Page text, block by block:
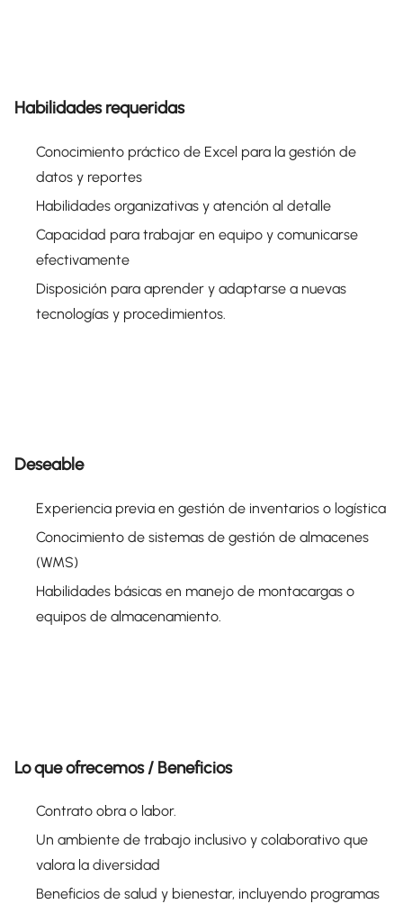
Habilidades requeridas
Conocimiento práctico de Excel para la gestión de
datos y reportes
Habilidades organizativas y atención al detalle
Capacidad para trabajar en equipo y comunicarse
efectivamente
Disposición para aprender y adaptarse a nuevas
tecnologías y procedimientos.
Deseable
Experiencia previa en gestión de inventarios o logística
Conocimiento de sistemas de gestión de almacenes
(WMS)
Habilidades básicas en manejo de montacargas o
equipos de almacenamiento.
Lo que ofrecemos / Beneficios
Contrato obra o labor.
Un ambiente de trabajo inclusivo y colaborativo que
valora la diversidad
Beneficios de salud y bienestar, incluyendo programas